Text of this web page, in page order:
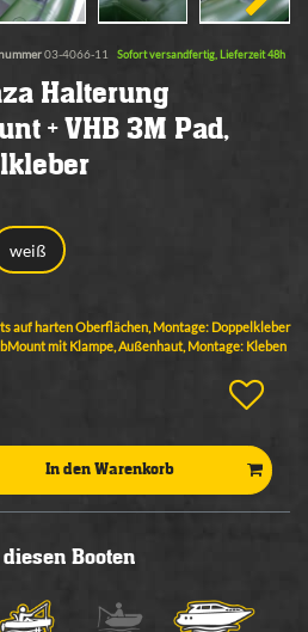
03-4066-11 Sofort versandfertig, Lieferzeit 48h
Halterung
+ VHB 3M Pad,
weiß
auf harten Oberflächen, Montage: Doppelkleber
mit Klampe, Außenhaut, Montage: Kleben
In den Warenkorb
Booten